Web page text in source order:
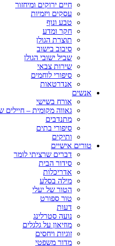
חיים ירוקים ומיחזור
עסקים ויזמיות
טבע ונוף
חקר ומדע
תוצרת הגולן
סיבוב בישוב
שביל ישובי הגולן
שירות צבאי
סיפורי לוחמים
אנדרטאות
אנשים
אורח בשישי
גאווה מקומית – חיילים
מתנדבים
סיפורי בתים
ותיקים
טורים אישיים
דברים שרציתי לומר
סידור הבית
אדריכלות
מילה בסלע
הטור של יעלי
טור ספורט
דעות
נועה סטרלינג
מוזיאון על גלגלים
זוגיות ויחסים
מדור משפטי